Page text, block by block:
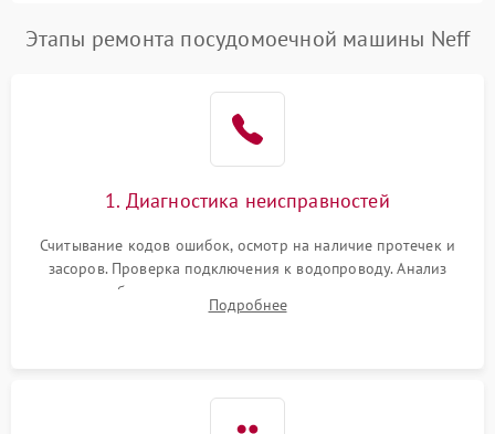
Этапы ремонта посудомоечной машины Neff
1. Диагностика неисправностей
Считывание кодов ошибок, осмотр на наличие протечек и
засоров. Проверка подключения к водопроводу. Анализ
жалоб на отсутствие слива, нагрева, вращения
разбрызгивателей или срабатывание системы защиты
Подробнее